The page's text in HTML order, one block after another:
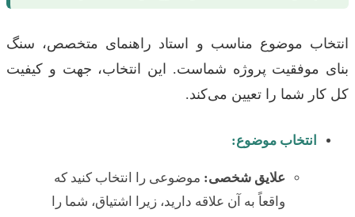
انتخاب موضوع مناسب و استاد راهنمای متخصص، سنگ
بنای موفقیت پروژه شماست. این انتخاب، جهت و کیفیت
کل کار شما را تعیین می‌کند.
انتخاب موضوع:
علایق شخصی: موضوعی را انتخاب کنید که
واقعاً به آن علاقه دارید، زیرا اشتیاق، شما را